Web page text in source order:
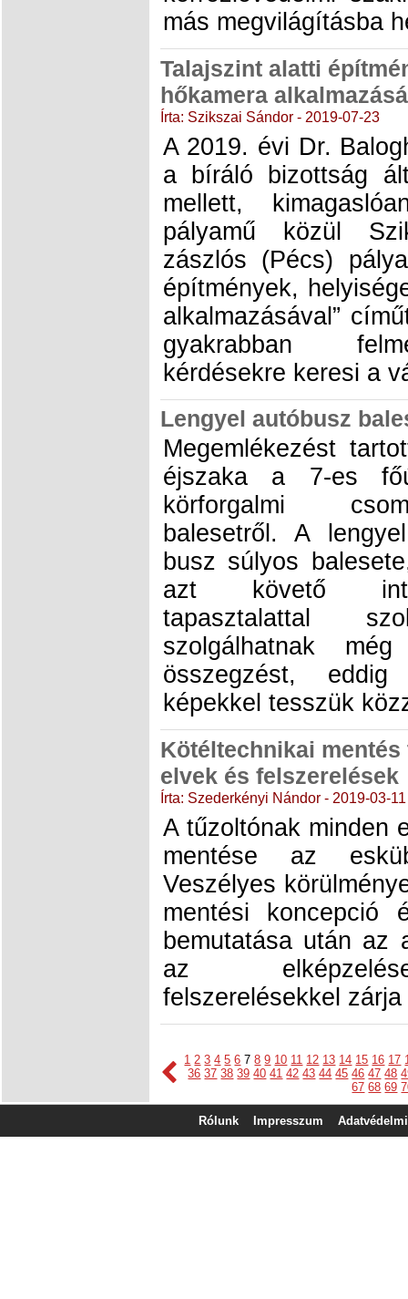
más megvilágításba
Talajszint alatti
hőkamera
Írta: Szikszai Sándor - 2019-07-23
A 2019. évi Dr.
a bíráló bizottság
mellett,
pályamű közül
zászlós (Pécs)
építmények,
alkalmazásával”
gyakrabban
kérdésekre keresi a
Lengyel autóbusz
Megemlékezést
éjszaka a 7-es
körforgalmi
balesetről. A
busz súlyos
azt követő
tapasztalattal
szolgálhatnak
összegzést,
képekkel tesszük
Kötéltechnikai
elvek és felszerelések
Írta: Szederkényi Nándor - 2019-03-11
A tűzoltónak minden
mentése az
Veszélyes
mentési koncepció
bemutatása után az
az
felszerelésekkel
1 2 3 4 5 6 7 8 9 10 11 12 13 14 15 16 17
36 37 38 39 40 41 42 43 44 45 46 47 48
67 68 69
Rólunk Impresszum